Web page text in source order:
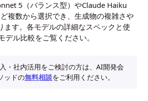
5（バランス型）やClaude Haiku
複数から選択でき、生成物の複雑さや
ます。各モデルの詳細なスペックと使
デル比較をご覧ください。
・社内活用をご検討の方は、AI開発会
ッドの無料相談をご利用ください。